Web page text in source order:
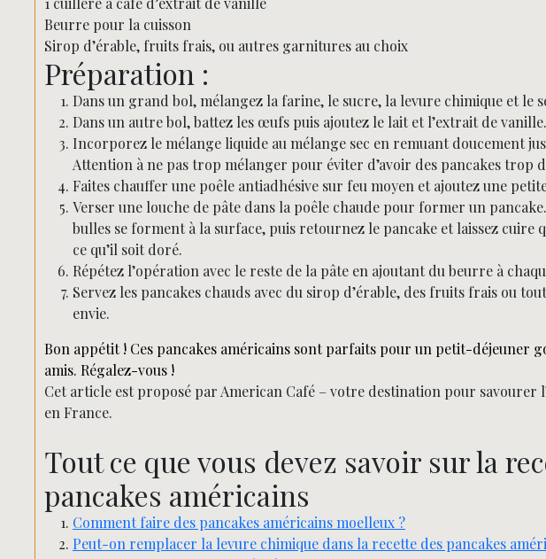
Beurre pour la cuisson
Sirop d’érable, fruits frais, ou autres garnitures au choix
Préparation :
Dans un grand bol, mélangez la farine, le sucre, la levure chimique et le
Dans un autre bol, battez les œufs puis ajoutez le lait et l’extrait de
Incorporez le mélange liquide au mélange sec en remuant doucement
Attention à ne pas trop mélanger pour éviter d’avoir des pancakes trop
Faites chauffer une poêle antiadhésive sur feu moyen et ajoutez une
Verser une louche de pâte dans la poêle chaude pour former un pancake.
bulles se forment à la surface, puis retournez le pancake et laissez cuire
ce qu’il soit doré.
Répétez l’opération avec le reste de la pâte en ajoutant du beurre à
Servez les pancakes chauds avec du sirop d’érable, des fruits frais ou
envie.
Bon appétit ! Ces pancakes américains sont parfaits pour un petit-déjeuner
amis. Régalez-vous !
Cet article est proposé par American Café – votre destination pour savourer
en France.
Tout ce que vous devez savoir sur la
pancakes américains
Comment faire des pancakes américains moelleux ?
Peut-on remplacer la levure chimique dans la recette des pancakes